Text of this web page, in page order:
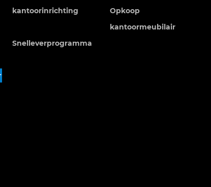
kantoorinrichting
Opkoop
kantoormeubilair
Snelleverprogramma